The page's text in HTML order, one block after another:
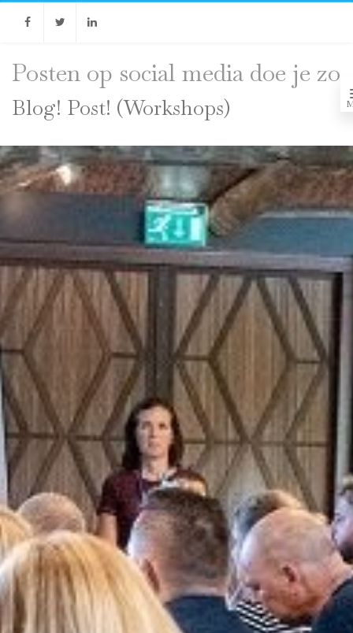
FacebookTwitter
Posten op social media doe je zo
Blog! Post! (Workshops)